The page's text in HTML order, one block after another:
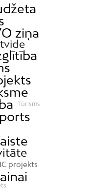
ziņa
Tūrisms
projekts